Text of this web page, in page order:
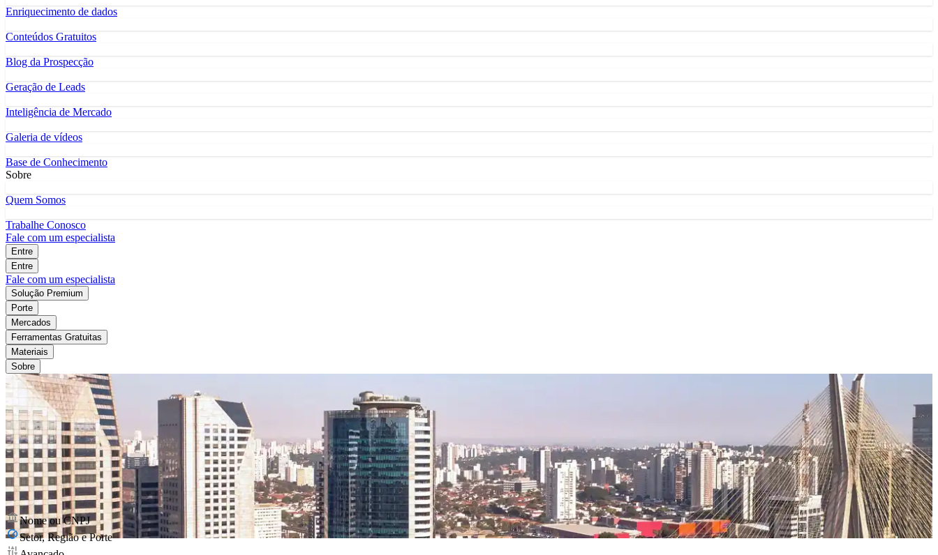
Enriquecimento de dados
Conteúdos Gratuitos
Blog da Prospecção
Geração de Leads
Inteligência de Mercado
Galeria de vídeos
Base de Conhecimento
Sobre
Quem Somos
Trabalhe Conosco
Fale com um especialista
Entre
Entre
Fale com um especialista
Solução Premium
Porte
Mercados
Ferramentas Gratuitas
Materiais
Sobre
Nome ou CNPJ
Setor, Região e Porte